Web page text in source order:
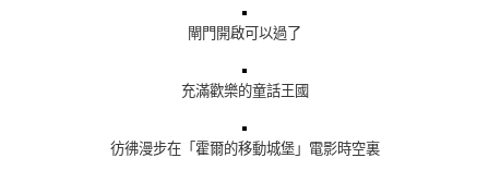
閘門開啟可以過了
充滿歡樂的童話王國
彷彿漫步在「霍爾的移動城堡」電影時空裏